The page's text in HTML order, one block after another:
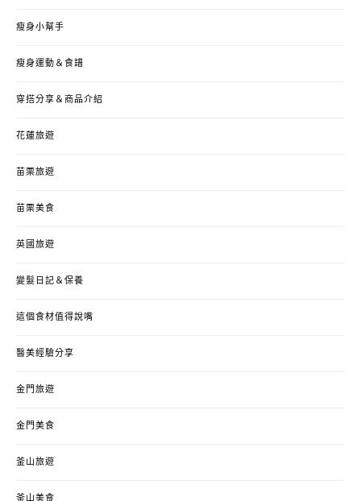
瘦身小幫手
瘦身運動＆食譜
穿搭分享＆商品介紹
花蓮旅遊
苗栗旅遊
苗栗美食
英國旅遊
變髮日記＆保養
這個食材值得說嘴
醫美經驗分享
金門旅遊
金門美食
釜山旅遊